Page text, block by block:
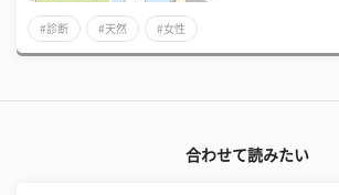
#診断 #天然 #女性
合わせて読みたい